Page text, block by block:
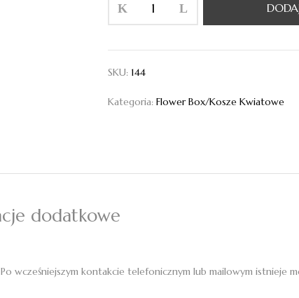
Klasyka
w
SKU: 144
Kategoria:Flower Box/Kosze Kwiatowe
dodatkowe
wcześniejszym kontakcie telefonicznym lub mailowym istnieje